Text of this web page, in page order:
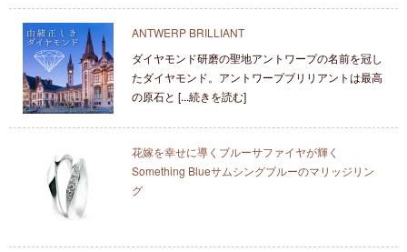
ANTWERP BRILLIANT
ダイヤモンド研磨の聖地アントワープの名前を冠し
たダイヤモンド。アントワープブリリアントは最高
の原石と [...続きを読む]
花嫁を幸せに導くブルーサファイヤが輝く
Something Blueサムシングブルーのマリッジリン
グ